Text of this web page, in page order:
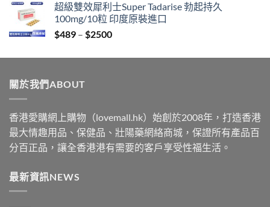
$329
through
$2199
超級雙效犀利士Super Tadarise 勃起持久
100mg/10粒 印度原裝進口
$489 – $2500Price
$489
關於我們ABOUT
香港愛購網上購物（lovemall.hk）始創於2008年，打造香港
最大情趣用品、保健品、壯陽藥網絡商城，保證所有產品百
分百正品，讓全香港港有需要的客戶享受性福生活。
最新資訊NEWS